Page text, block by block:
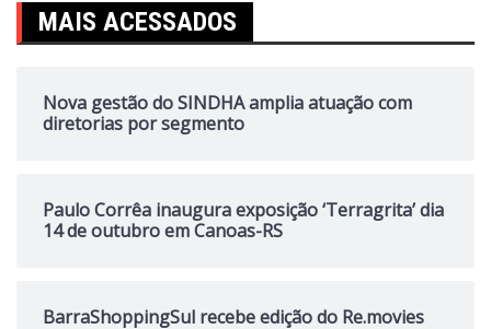
MAIS ACESSADOS
Nova gestão do SINDHA amplia atuação com
diretorias por segmento
Paulo Corrêa inaugura exposição ‘Terragrita’ dia
14 de outubro em Canoas-RS
BarraShoppingSul recebe edição do Re.movies